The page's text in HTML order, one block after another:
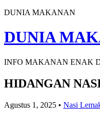
DUNIA MAKANAN
DUNIA
INFO MAKANAN ENAK
HIDANGAN
Agustus 1, 2025 • Nasi